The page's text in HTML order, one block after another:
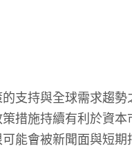
支持與全球需求趨
措施持續有利於資
能會被新聞面與短